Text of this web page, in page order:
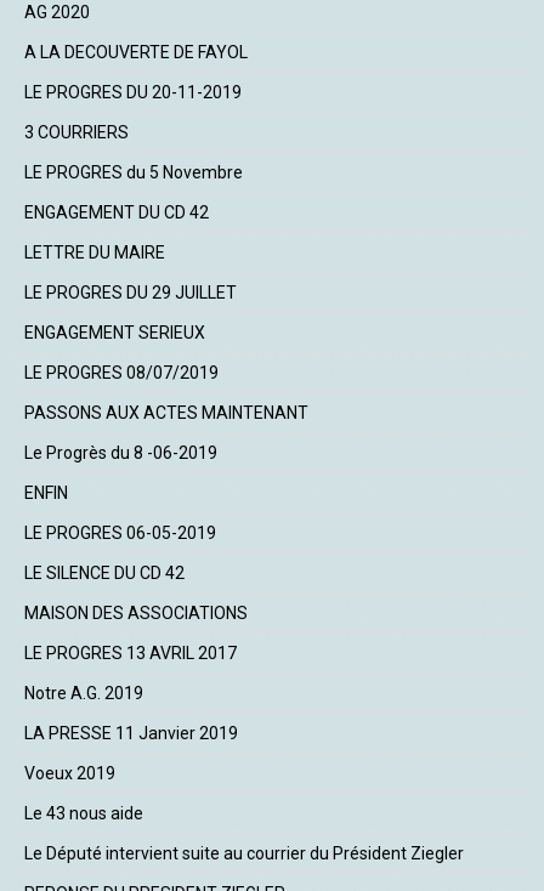
AG 2020
A LA DECOUVERTE DE FAYOL
LE PROGRES DU 20-11-2019
3 COURRIERS
LE PROGRES du 5 Novembre
ENGAGEMENT DU CD 42
LETTRE DU MAIRE
LE PROGRES DU 29 JUILLET
ENGAGEMENT SERIEUX
LE PROGRES 08/07/2019
PASSONS AUX ACTES MAINTENANT
Le Progrès du 8 -06-2019
ENFIN
LE PROGRES 06-05-2019
LE SILENCE DU CD 42
MAISON DES ASSOCIATIONS
LE PROGRES 13 AVRIL 2017
Notre A.G. 2019
LA PRESSE 11 Janvier 2019
Voeux 2019
Le 43 nous aide
Le Député intervient suite au courrier du Président Ziegler